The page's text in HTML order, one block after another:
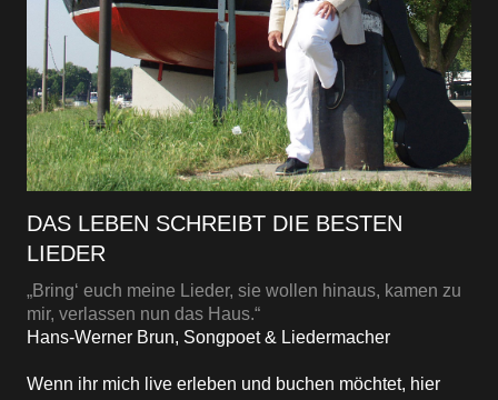
DAS LEBEN SCHREIBT DIE BESTEN
LIEDER
„Bring‘ euch meine Lieder, sie wollen hinaus, kamen zu
mir, verlassen nun das Haus.“
Hans-Werner Brun, Songpoet & Liedermacher
Wenn ihr mich live erleben und buchen möchtet, hier